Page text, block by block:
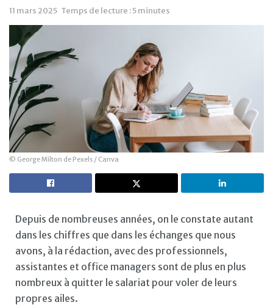
11 mars 2025 Temps de lecture : 5 minutes
© George Milton de Pexels / Canva
Depuis de nombreuses années, on le constate autant
dans les chiffres que dans les échanges que nous
avons, à la rédaction, avec des professionnels,
assistantes et office managers sont de plus en plus
nombreux à quitter le salariat pour voler de leurs
propres ailes.